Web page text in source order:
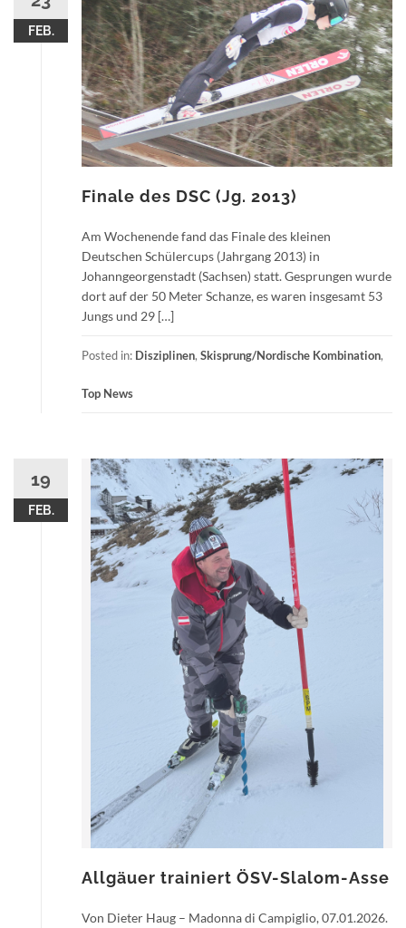
FEB.
Finale des DSC (Jg. 2013)
Am Wochenende fand das Finale des kleinen
Deutschen Schülercups (Jahrgang 2013) in
Johanngeorgenstadt (Sachsen) statt. Gesprungen wurde
dort auf der 50 Meter Schanze, es waren insgesamt 53
Jungs und 29 […]
Posted in: Disziplinen, Skisprung/Nordische Kombination,
Top News
19
FEB.
Allgäuer trainiert ÖSV-Slalom-Asse
Von Dieter Haug – Madonna di Campiglio, 07.01.2026.